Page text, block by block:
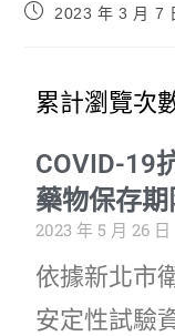
2023 年 3 月 7
累計瀏覽次
COVID-19
藥物保存期
2023 年 5 月 26 日
依據新北市
安定性試驗